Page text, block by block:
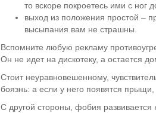
то вскоре покроетесь ими с ног
выход из положения простой –
высыпания вам не страшны.
Вспомните любую рекламу
Он не идет на дискотеку, а остается
Стоит неуравновешенному,
боязнь: а если у него появятся прыщи,
С другой стороны, фобия развивается